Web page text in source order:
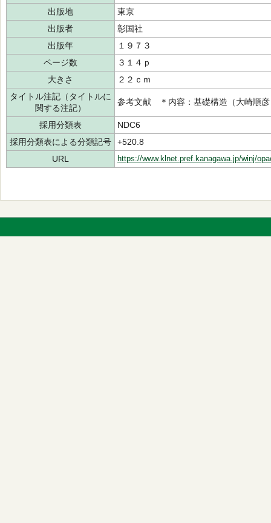
出版地
東京
出版者
彰国社
出版年
１９７３
ページ数
３１４ｐ
大きさ
２２ｃｍ
タイトル注記（タイトルに
関する注記）
参考文献 ＊内容：基礎構造（大崎順
採用分類表
NDC6
採用分類表による分類記号
+520.8
URL
https://www.klnet.pref.kanagawa.jp/winj/